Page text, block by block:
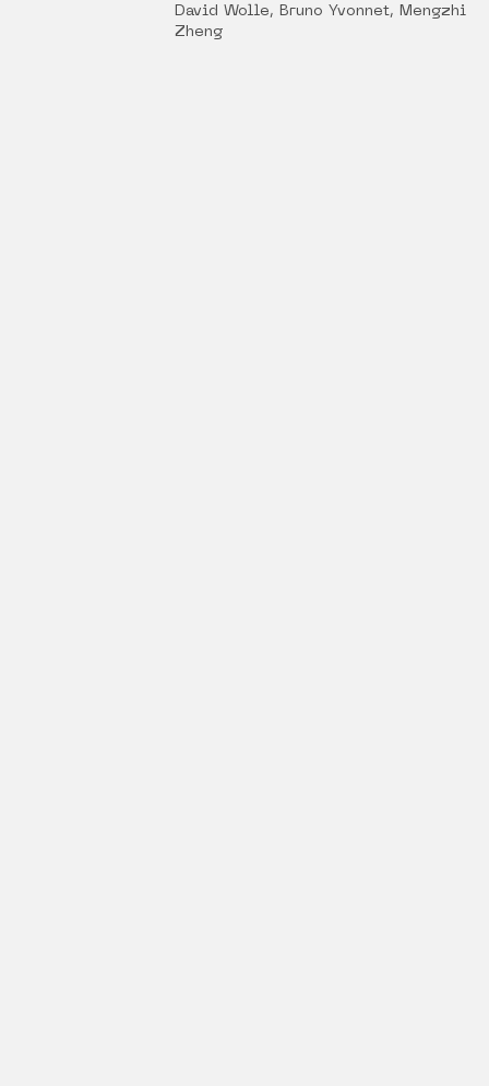
David Wolle, Bruno Yvonnet, Mengzhi
Zheng